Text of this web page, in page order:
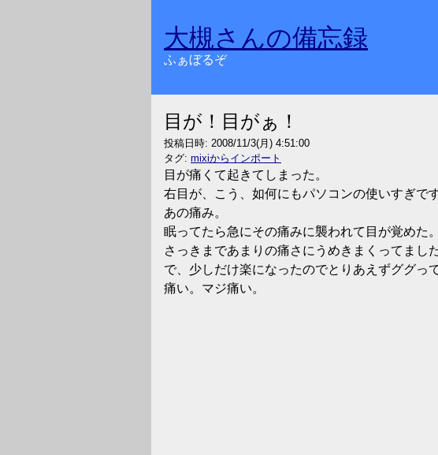
大槻さんの備忘録
ふぁぼるぞ
目が！目がぁ！
投稿日時: 2008/11/3(月) 4:51:00
タグ: mixiからインポート
目が痛くて起きてしまった。
右目が、こう、如何にもパソコンの使いすぎで
あの痛み。
眠ってたら急にその痛みに襲われて目が覚めた
さっきまであまりの痛さにうめきまくってました
で、少しだけ楽になったのでとりあえずググっ
痛い。マジ痛い。